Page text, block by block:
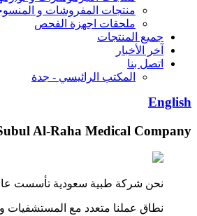
منتجات المفروشات و
ملحقات اجهزة الفحص
جميع المنتجات
آخر الأخبار
اتصل بنا
المكتب الرائيسي - جدة
English
Al-Raha Medical Company
نحن شركة طبية سعودية تأسست عام
نطاق عملنا متعدد مع المستشفيات